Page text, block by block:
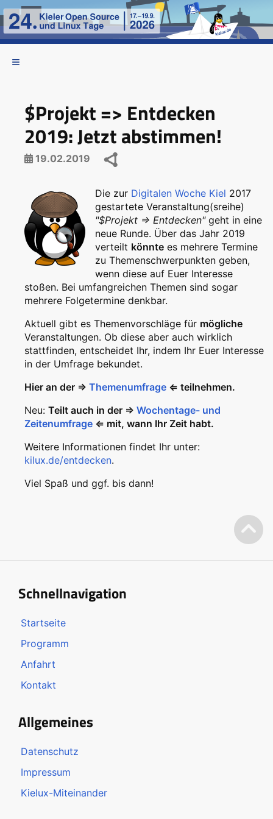
$Projekt => Entdecken
2019: Jetzt abstimmen!
19.02.2019
Die zur Digitalen Woche Kiel 2017
gestartete Veranstaltung(sreihe)
"$Projekt => Entdecken"geht in eine
neue Runde. Über das Jahr 2019
verteilt könnte es mehrere Termine
zu Themenschwerpunkten geben,
wenn diese auf Euer Interesse
stoßen. Bei umfangreichen Themen sind sogar
mehrere Folgetermine denkbar.
Aktuell gibt es Themenvorschläge für mögliche
Veranstaltungen. Ob diese aber auch wirklich
stattfinden, entscheidet Ihr, indem Ihr Euer Interesse
in der Umfrage bekundet.
Hier an der ⇒ Themenumfrage ⇐ teilnehmen.
Neu: Teilt auch in der ⇒ Wochentage- und
Zeitenumfrage ⇐ mit, wann Ihr Zeit habt.
Weitere Informationen findet Ihr unter:
kilux.de/entdecken.
Viel Spaß und ggf. bis dann!
Schnellnavigation
Startseite
Programm
Anfahrt
Kontakt
Allgemeines
Datenschutz
Impressum
Kielux-Miteinander